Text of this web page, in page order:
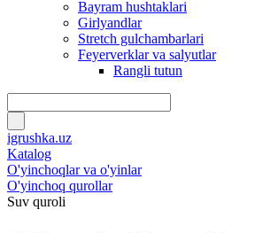
Bayram hushtaklari
Girlyandlar
Stretch gulchambarlari
Feyerverklar va salyutlar
Rangli tutun
igrushka.uz
Katalog
O'yinchoqlar va o'yinlar
O'yinchoq qurollar
Suv quroli